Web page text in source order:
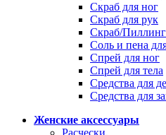
Скраб для ног
Скраб для рук
Скраб/Пиллинг
Соль и пена
Спрей для ног
Спрей для тела
Средства для
Средства для
Женские аксессуары
Расчески,